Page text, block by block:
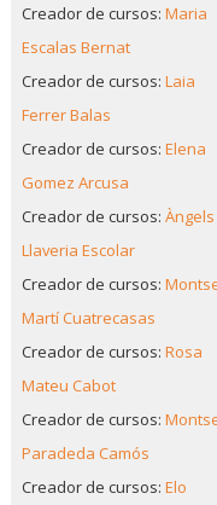
Creador de cursos:Maria
Escalas Bernat
Creador de cursos:Laia
Ferrer Balas
Creador de cursos:Elena
Gomez Arcusa
Creador de cursos:Àngels
Llaveria Escolar
Creador de cursos:
Martí Cuatrecasas
Creador de cursos:Rosa
Mateu Cabot
Creador de cursos:
Paradeda Camós
Creador de cursos:Elo